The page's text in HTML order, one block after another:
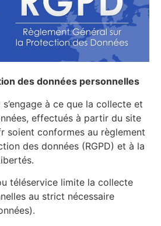
des données personnelles
à ce que la collecte et
effectués à partir du site
soient conformes au règlement
des données (RGPD) et à la
téléservice limite la collecte
au strict nécessaire